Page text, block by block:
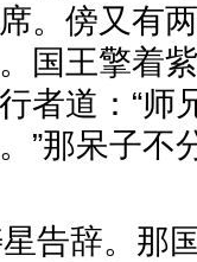
。傍又有
国王擎着
者道：“师
”那呆子不
告辞。那